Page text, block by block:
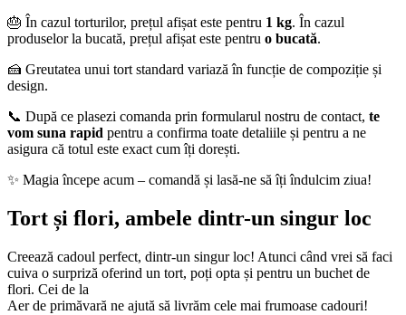
🎂 În cazul torturilor, prețul afișat este pentru 1 kg. În cazul
produselor la bucată, prețul afișat este pentru o bucată.
🍰 Greutatea unui tort standard variază în funcție de compoziție și
design.
📞 După ce plasezi comanda prin formularul nostru de contact, te
vom suna rapid pentru a confirma toate detaliile și pentru a ne
asigura că totul este exact cum îți dorești.
✨ Magia începe acum – comandă și lasă-ne să îți îndulcim ziua!
Tort și flori, ambele dintr-un singur loc
Creează cadoul perfect, dintr-un singur loc! Atunci când vrei să faci
cuiva o surpriză oferind un tort, poți opta și pentru un buchet de
flori. Cei de la
Aer de primăvară ne ajută să livrăm cele mai frumoase cadouri!